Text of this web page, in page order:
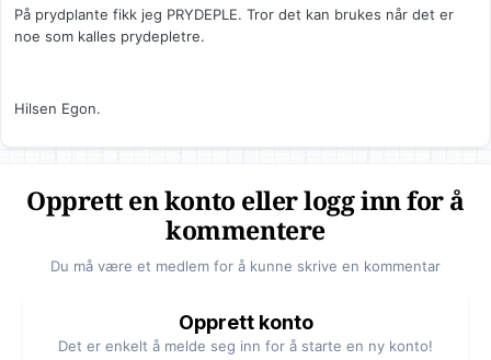
På prydplante fikk jeg PRYDEPLE. Tror det kan brukes når det er
noe som kalles prydepletre.
Hilsen Egon.
Opprett en konto eller logg inn for å
kommentere
Du må være et medlem for å kunne skrive en kommentar
Opprett konto
Det er enkelt å melde seg inn for å starte en ny konto!